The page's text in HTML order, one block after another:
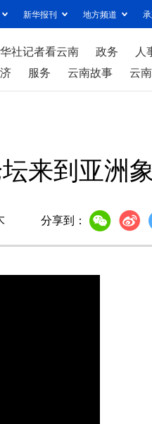
新华报刊 地方频道
社记者看云南 政务
人
服务 云南故事 云
来到亚洲
分享到：